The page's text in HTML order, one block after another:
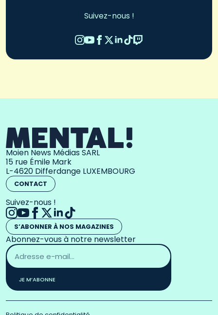
Suivez-nous !
Moien News Médias SARL
15 rue Émile Mark
L-4620 Differdange LUXEMBOURG
CONTACT
Suivez-nous !
S’ABONNER À NOS MAGAZINES
Abonnez-vous à notre newsletter
Adresse
email
*
JE M’ABONNE